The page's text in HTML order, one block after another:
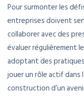
Pour surmonter les
entreprises doivent
collaborer avec des
évaluer régulièrement
adoptant des
jouer un rôle actif
construction d’un